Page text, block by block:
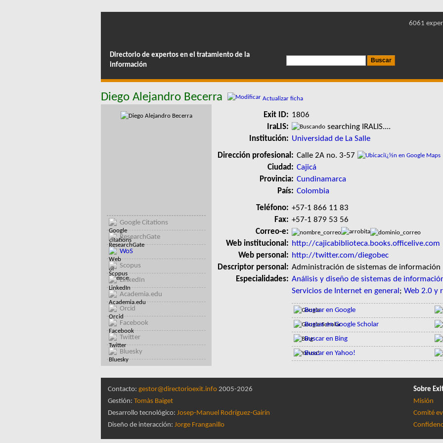
Directorio de expertos en el tratamiento de la
información
6061
Diego Alejandro Becerra Actualizar ficha
Google Citations
ResearchGate
WoS
Scopus
LinkedIn
Academia.edu
Orcid
Facebook
Twitter
Bluesky
Exit ID: 1806
IraLIS:
searching IRALIS....
Institución: Universidad de La Salle
Dirección profesional: Calle 2A no. 3-57
Ciudad: Cajicá
Provincia: Cundinamarca
País: Colombia
Teléfono: +57-1 866 11 83
Fax: +57-1 879 53 56
Correo-e:
Web institucional: http://cajicabiblioteca.books.officelive.com
Web personal: http://twitter.com/diegobec
Descriptor personal: Administración de sistemas de información
Especialidades: Análisis y diseño de sistemas de
Servicios de Internet en general ; Web 2.0 y
Buscar en Google
Buscar en Google Scholar
Buscar en Bing
Buscar en Yahoo!
Contacto: gestor@directorioexit.info 2005-2026
Gestión: Tomàs Baiget
Desarrollo tecnológico: Josep-Manuel Rodríguez-Gairín
Diseño de interacción: Jorge Franganillo
Sobre
Misión
Comité